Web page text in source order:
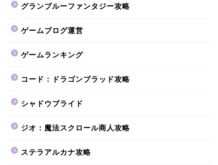
グランブルーファンタジー攻略
ゲームブログ運営
ゲームランキング
コード：ドラゴンブラッド攻略
シャドウブライド
ジオ：魔法スクロール商人攻略
ステラアルカナ攻略